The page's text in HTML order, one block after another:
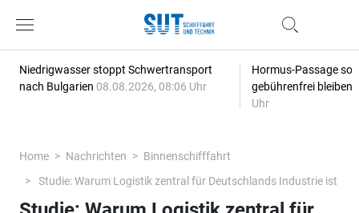
Niedrigwasser stoppt Schwertransport
nach Bulgarien 08.08.2026, 08:06 Uhr
Hormus-Passage
gebührenfrei bleiben
Uhr
Home Nachrichten
Binnenschifffahrt
Studie: Warum Logistik zentral für Deutschlands Industrie ist